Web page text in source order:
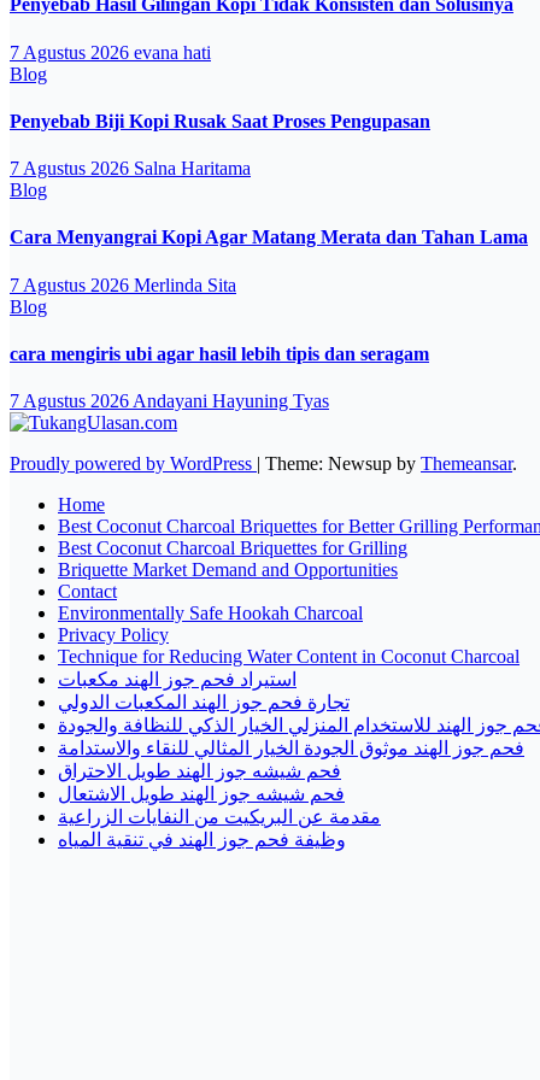
Penyebab Hasil Gilingan Kopi Tidak Konsisten dan Solusinya
7 Agustus 2026 evana hati
Blog
Penyebab Biji Kopi Rusak Saat Proses Pengupasan
7 Agustus 2026 Salna Haritama
Blog
Cara Menyangrai Kopi Agar Matang Merata dan Tahan Lama
7 Agustus 2026 Merlinda Sita
Blog
cara mengiris ubi agar hasil lebih tipis dan seragam
7 Agustus 2026 Andayani Hayuning Tyas
Proudly powered by WordPress | Theme: Newsup by Themeansar.
Home
Best Coconut Charcoal Briquettes for Better Grilling
Best Coconut Charcoal Briquettes for Grilling
Briquette Market Demand and Opportunities
Contact
Environmentally Safe Hookah Charcoal
Privacy Policy
Technique for Reducing Water Content in Coconut Charcoal
استيراد فحم جوز الهند مكعبات
تجارة فحم جوز الهند المكعبات الدولي
جوز الهند للاستخدام المنزلي الخيار الذكي للنظافة والجودة
فحم جوز الهند موثوق الجودة الخيار المثالي للنقاء والاستدامة
فحم شيشه جوز الهند طويل الاحتراق
فحم شيشه جوز الهند طويل الاشتعال
مقدمة عن البريكيت من النفايات الزراعية
وظيفة فحم جوز الهند في تنقية المياه